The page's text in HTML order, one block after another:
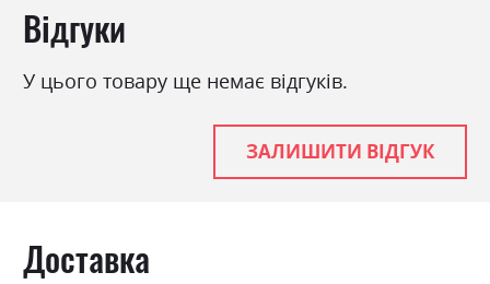
Стиль
Відгуки
У цього товару ще немає відгуків.
ЗАЛИШИТИ ВІДГУК
Доставка